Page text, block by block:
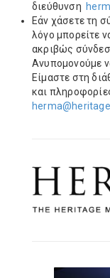
διεύθυνση
Εάν χάσετε τη
λόγο μπορείτε
ακριβώς
Ανυπομονούμε
Είμαστε στη
και